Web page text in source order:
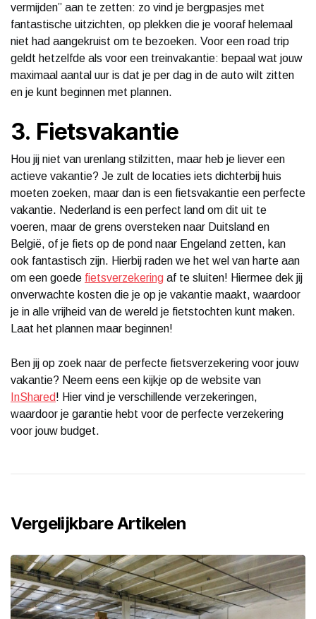
vermijden” aan te zetten: zo vind je bergpasjes met
fantastische uitzichten, op plekken die je vooraf helemaal
niet had aangekruist om te bezoeken. Voor een road trip
geldt hetzelfde als voor een treinvakantie: bepaal wat jouw
maximaal aantal uur is dat je per dag in de auto wilt zitten
en je kunt beginnen met plannen.
3. Fietsvakantie
Hou jij niet van urenlang stilzitten, maar heb je liever een
actieve vakantie? Je zult de locaties iets dichterbij huis
moeten zoeken, maar dan is een fietsvakantie een perfecte
vakantie. Nederland is een perfect land om dit uit te
voeren, maar de grens oversteken naar Duitsland en
België, of je fiets op de pond naar Engeland zetten, kan
ook fantastisch zijn. Hierbij raden we het wel van harte aan
om een goede fietsverzekering af te sluiten! Hiermee dek jij
onverwachte kosten die je op je vakantie maakt, waardoor
je in alle vrijheid van de wereld je fietstochten kunt maken.
Laat het plannen maar beginnen!
Ben jij op zoek naar de perfecte fietsverzekering voor jouw
vakantie? Neem eens een kijkje op de website van
InShared! Hier vind je verschillende verzekeringen,
waardoor je garantie hebt voor de perfecte verzekering
voor jouw budget.
Vergelijkbare Artikelen